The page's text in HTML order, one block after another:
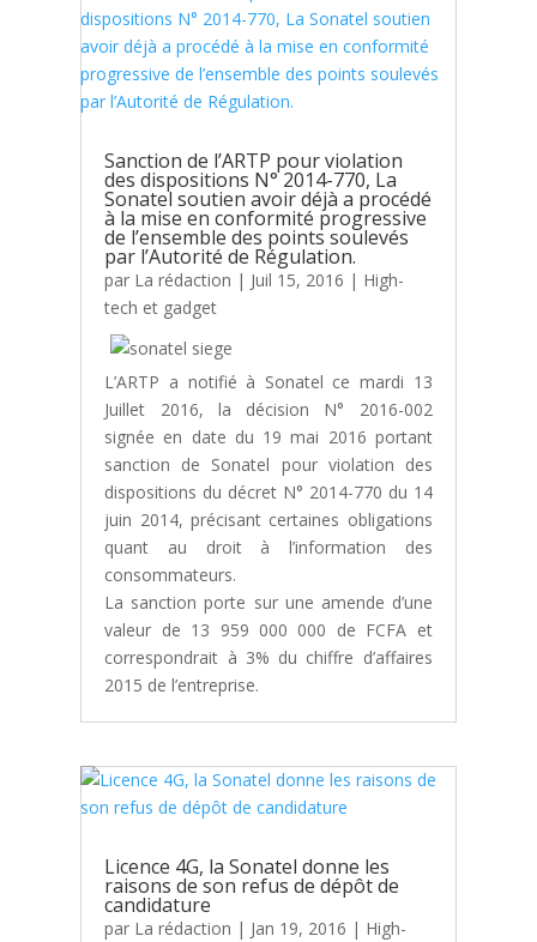
Sanction de l’ARTP pour violation
des dispositions N° 2014-770, La
Sonatel soutien avoir déjà a procédé
à la mise en conformité progressive
de l’ensemble des points soulevés
par l’Autorité de Régulation.
par La rédaction | Juil 15, 2016 | High-
tech et gadget
L’ARTP a notifié à Sonatel ce mardi 13
Juillet 2016, la décision N° 2016-002
signée en date du 19 mai 2016 portant
sanction de Sonatel pour violation des
dispositions du décret N° 2014-770 du 14
juin 2014, précisant certaines obligations
quant au droit à l’information des
consommateurs.
La sanction porte sur une amende d’une
valeur de 13 959 000 000 de FCFA et
correspondrait à 3% du chiffre d’affaires
2015 de l’entreprise.
Licence 4G, la Sonatel donne les
raisons de son refus de dépôt de
candidature
par La rédaction | Jan 19, 2016 | High-